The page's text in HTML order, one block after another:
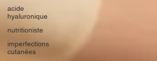
acide
hyaluronique
nutritioniste
imperfections
cutanées